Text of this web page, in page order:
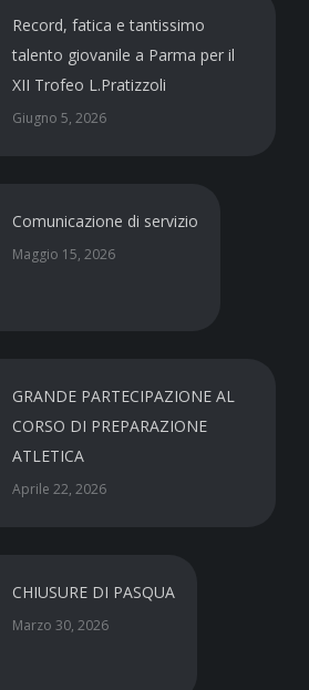
Record, fatica e tantissimo
talento giovanile a Parma per il
XII Trofeo L.Pratizzoli
Giugno 5, 2026
Comunicazione di servizio
Maggio 15, 2026
GRANDE PARTECIPAZIONE AL
CORSO DI PREPARAZIONE
ATLETICA
Aprile 22, 2026
CHIUSURE DI PASQUA
Marzo 30, 2026